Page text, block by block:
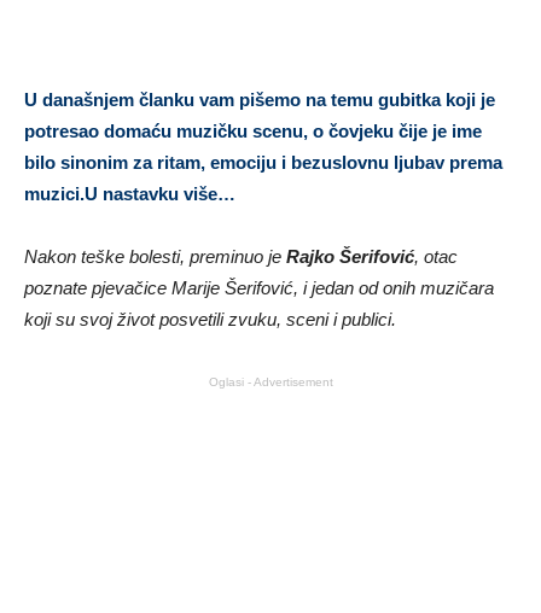
U današnjem članku vam pišemo na temu gubitka koji je
potresao domaću muzičku scenu, o čovjeku čije je ime
bilo sinonim za ritam, emociju i bezuslovnu ljubav prema
muzici.U nastavku više…
Nakon teške bolesti, preminuo je Rajko Šerifović, otac
poznate pjevačice Marije Šerifović, i jedan od onih muzičara
koji su svoj život posvetili zvuku, sceni i publici.
Oglasi - Advertisement